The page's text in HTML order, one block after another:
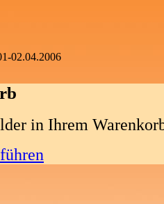
02.04.2006
in Ihrem